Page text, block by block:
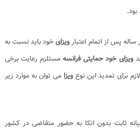
ساله پس از اتمام اعتبارویزایخود باید نسبت به
ویزای خود حمایتی فرانسه مستلزم رعایت برخی
لازم برای تمدید این نوع ویزا می توان به موارد زیر
ثابت بدون اتکا به حضور متقاضی در کشور